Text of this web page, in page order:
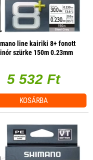
line kairiki 8+ fonott
szürke 150m 0.23mm
5 532 Ft
KOSÁRBA